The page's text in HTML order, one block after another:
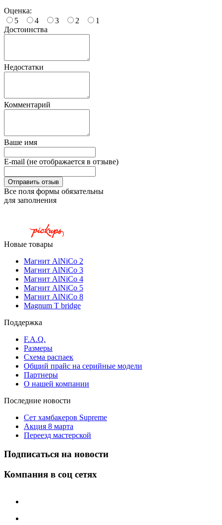
Оценка:
5
4 3 2
1
Достоинства
Недостатки
Комментарий
Ваше имя
E-mail (не отображается в отзыве)
Все поля формы обязательны
для заполнения
Новые товары
Магнит AlNiCo 2
Магнит AlNiCo 3
Магнит AlNiCo 4
Магнит AlNiCo 5
Магнит AlNiCo 8
Magnum T bridge
Поддержка
F.A.Q.
Размеры
Схема распаек
Общий прайс на серийные модели
Партнеры
О нашей компании
Последние новости
Сет хамбакеров Supreme
Акция 8 марта
Переезд мастерской
Подписаться на новости
Компания в соц сетях